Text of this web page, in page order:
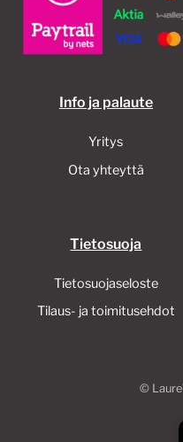
valinnat
tuotteen
Info ja palaute
Yritys
Ota yhteyttä
Tietosuoja
Tietosuojaseloste
Tilaus- ja toimitusehdot
©